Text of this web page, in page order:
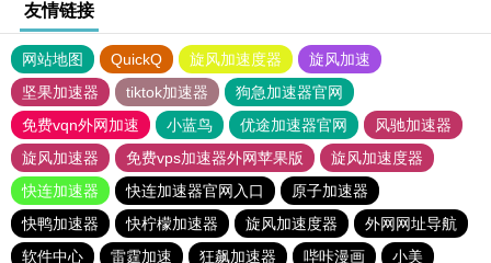
友情链接
网站地图 QuickQ 旋风加速度器
旋风加速
坚果加速器
tiktok加速器
狗急加速器官网
免费vqn外网加速
小蓝鸟 优途加速器官网
风驰加速器
旋风加速器
免费vps加速器外网苹果版
旋风加速度器
快连加速器
快连加速器官网入口
原子加速器
快鸭加速器
快柠檬加速器 旋风加速度器
外网网址导航
软件中心
雷霆加速 狂飙加速器 哔咔漫画
小美